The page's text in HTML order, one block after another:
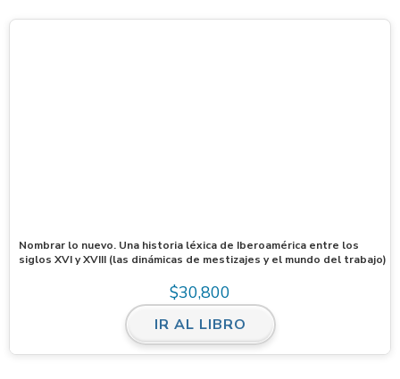
Nombrar lo nuevo. Una historia léxica de Iberoamérica entre los
siglos XVI y XVIII (las dinámicas de mestizajes y el mundo del trabajo)
$30,800
IR AL LIBRO